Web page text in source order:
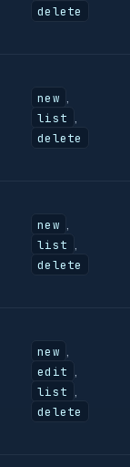
delete
new
list
delete
new
list
delete
new
edit
list
delete